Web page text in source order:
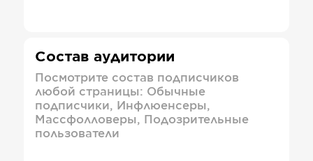
Состав аудитории
Посмотрите состав подписчиков
любой страницы: Обычные
подписчики, Инфлюенсеры,
Массфолловеры, Подозрительные
пользователи